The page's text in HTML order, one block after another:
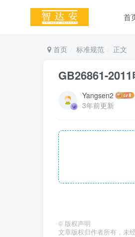
首
首页 标准规范 正文
GB26861-
Yangsen2
3年前更新
© 版权声明
文章版权归作者所有，未